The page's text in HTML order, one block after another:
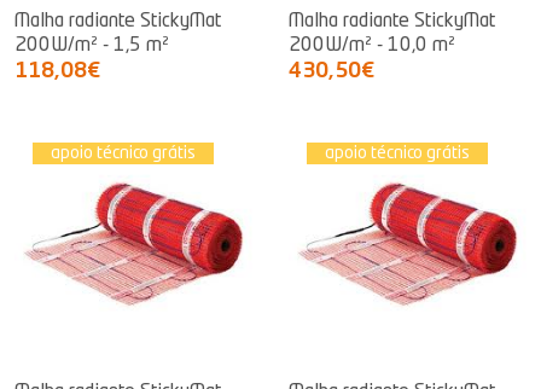
Malha radiante StickyMat
200W/m² - 1,5 m²
118,08€
Malha radiante StickyMat
200W/m² - 10,0 m²
430,50€
apoio técnico grátis apoio técnico grátis